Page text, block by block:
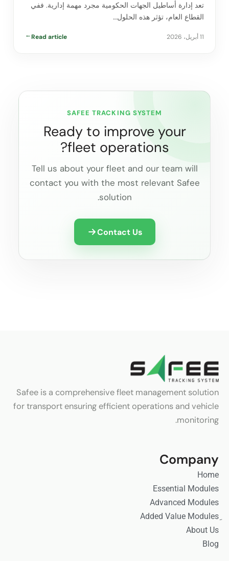
تعد إدارة أساطيل الجهات الحكومية مجرد مهمة إدارية. ففي
القطاع العام، تؤثر هذه الحلول…
11 أبريل، 2026 Read article
→
SAFEE TRACKING SYSTEM
Ready to improve your
fleet operations?
Tell us about your fleet and our team will
contact you with the most relevant Safee
solution.
Contact Us
Safee is a comprehensive fleet management solution
for transport ensuring efficient operations and vehicle
monitoring.
Company
Home
Essential Modules
Advanced Modules
About Us
Blog